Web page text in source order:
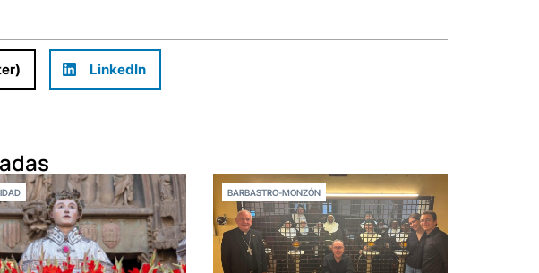
LinkedIn
BARBASTRO-MONZÓN